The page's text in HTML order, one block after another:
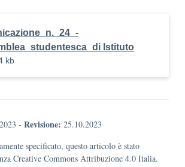
Istituto
kb
- Revisione: 25.10.2023
specificato, questo articolo è stato
Creative Commons Attribuzione 4.0 Italia.